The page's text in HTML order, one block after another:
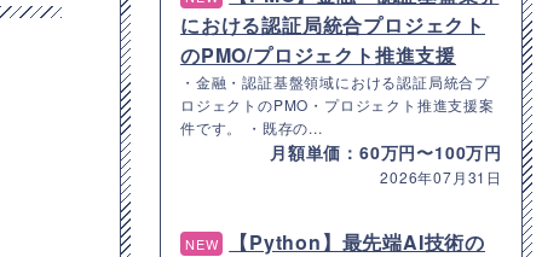
における認証局統合プロジェクト
のPMO/プロジェクト推進支援
・金融・認証基盤領域における認証局統合プ
ロジェクトのPMO・プロジェクト推進支援案
件です。 ・既存の...
月額単価：60万円〜100万円
2026年07月31日
NEW
【Python】最先端AI技術の